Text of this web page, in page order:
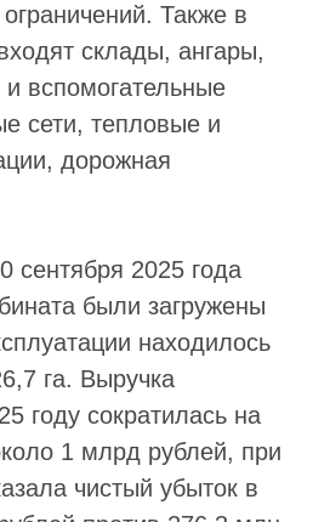
Также в
склады, ангары,
вспомогательные
сети, тепловые и
дорожная
сентября 2025 года
были загружены
находилось
га. Выручка
году сократилась на
1 млрд рублей, при
чистый убыток в